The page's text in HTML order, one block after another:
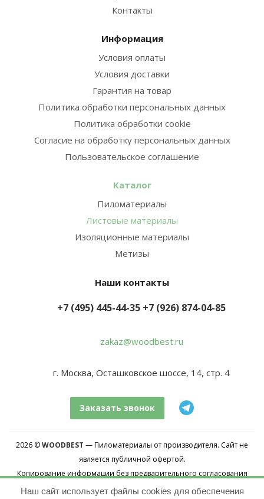
Наш сайт использует файлы cookies для обеспечения
Контакты
Информация
Условия оплаты
Условия доставки
Гарантия на товар
Политика обработки персональных данных
Политика обработки cookie
Согласие на обработку персональных данных
Пользовательское соглашение
Каталог
Пиломатериалы
Листовые материалы
Изоляционные материалы
Метизы
Наши контакты
+7 (495) 445-44-35 +7 (926) 874-04-85
zakaz@woodbest.ru
г. Москва, Осташковское шоссе, 14, стр. 4
Заказать звонок
2026 ©WOODBEST — Пиломатериалы от производителя. Сайт не
является публичной офертой.
Копирование информации без предварительного согласования
запрещено.